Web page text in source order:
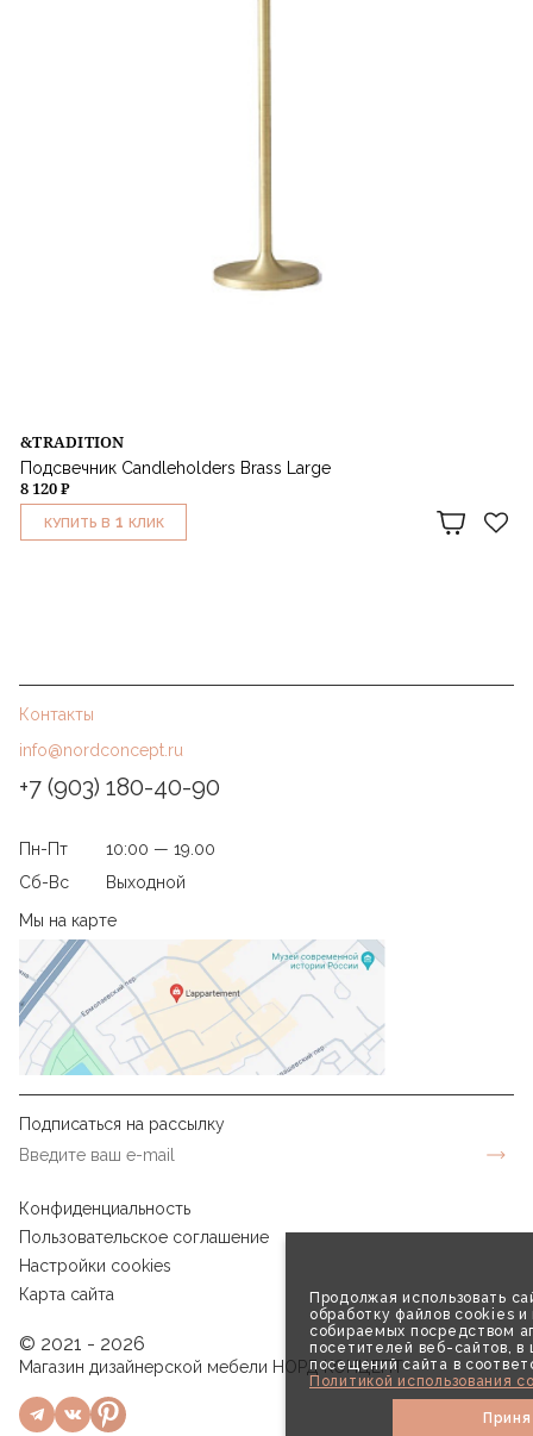
Продолжая использовать
обработку файлов cookies и
собираемых посредством
посетителей веб-сайтов, в
посещений сайта в
Политикой использования
&TRADITION
Подсвечник Candleholders Brass Large
8 120 ₽
КУПИТЬ В 1 КЛИК
Контакты
info@nordconcept.ru
+7 (903) 180-40-90
Пн-Пт
10:00 — 19.00
Сб-Вс
Выходной
Мы на карте
Подписаться на рассылку
Конфиденциальность
Пользовательское соглашение
Настройки cookies
Карта сайта
© 2021 - 2026
Магазин дизайнерской мебели НОРД КОНЦЕПТ